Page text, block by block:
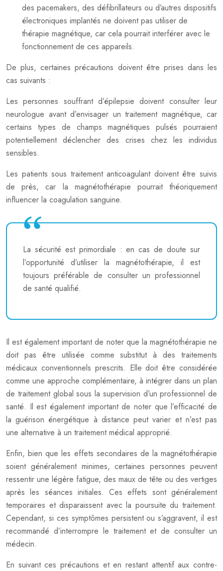
des pacemakers, des défibrillateurs ou d’autres dispositifs
électroniques implantés ne doivent pas utiliser de
thérapie magnétique, car cela pourrait interférer avec le
fonctionnement de ces appareils.
De plus, certaines précautions doivent être prises dans les
cas suivants :
Les personnes souffrant d’épilepsie doivent consulter leur
neurologue avant d’envisager un traitement magnétique, car
certains types de champs magnétiques pulsés pourraient
potentiellement déclencher des crises chez les individus
sensibles.
Les patients sous traitement anticoagulant doivent être suivis
de près, car la magnétothérapie pourrait théoriquement
influencer la coagulation sanguine.
La sécurité est primordiale : en cas de doute sur
l’opportunité d’utiliser la magnétothérapie, il est
toujours préférable de consulter un professionnel
de santé qualifié.
Il est également important de noter que la magnétothérapie ne
doit pas être utilisée comme substitut à des traitements
médicaux conventionnels prescrits. Elle doit être considérée
comme une approche complémentaire, à intégrer dans un plan
de traitement global sous la supervision d’un professionnel de
santé. Il est également important de noter que l’efficacité de
la guérison énergétique à distance peut varier et n’est pas
une alternative à un traitement médical approprié.
Enfin, bien que les effets secondaires de la magnétothérapie
soient généralement minimes, certaines personnes peuvent
ressentir une légère fatigue, des maux de tête ou des vertiges
après les séances initiales. Ces effets sont généralement
temporaires et disparaissent avec la poursuite du traitement.
Cependant, si ces symptômes persistent ou s’aggravent, il est
recommandé d’interrompre le traitement et de consulter un
médecin.
En suivant ces précautions et en restant attentif aux contre-